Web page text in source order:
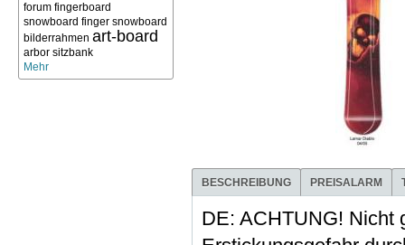
forum fingerboard
snowboard finger snowboard
bilderrahmen art-board
arbor sitzbank
Mehr
BESCHREIBUNG PREISALARM
DE: ACHTUNG! Nicht